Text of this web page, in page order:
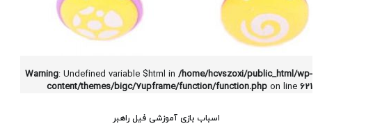
Warning: Undefined variable $html in /home/hcvszoxi/public_html/wp-
content/themes/bigc/7upframe/function/function.php on line 621
اسباب بازی آموزشی فیل راهبر